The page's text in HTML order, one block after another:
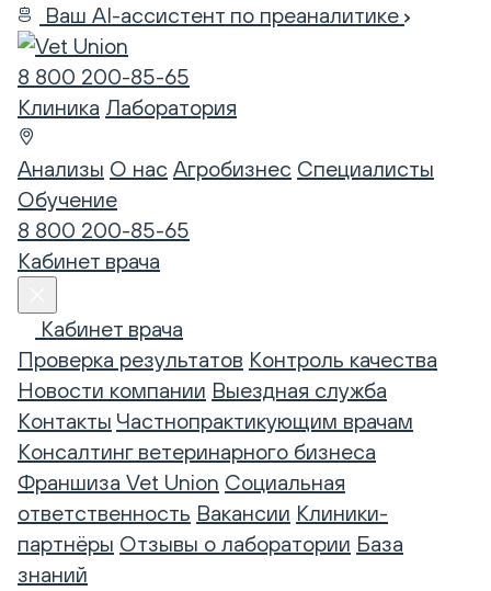
Ваш AI-ассистент по преаналитике
8 800 200-85-65
Клиника Лаборатория
Анализы О нас Агробизнес Специалисты
Обучение
8 800 200-85-65
Кабинет врача
Кабинет врача
Проверка результатов Контроль качества
Новости компании Выездная служба
Контакты Частнопрактикующим врачам
Консалтинг ветеринарного бизнеса
Франшиза Vet Union Социальная
ответственность Вакансии Клиники-
партнёры Отзывы о лаборатории База
знаний